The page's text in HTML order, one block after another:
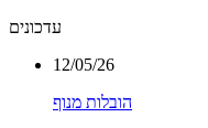
עדכונים
12/05/26
הובלות מנוף